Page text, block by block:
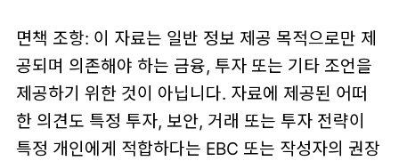
면책 조항: 이 자료는 일반 정보 제공 목적으로만 제
공되며 의존해야 하는 금융, 투자 또는 기타 조언을
제공하기 위한 것이 아닙니다. 자료에 제공된 어떠
한 의견도 특정 투자, 보안, 거래 또는 투자 전략이
특정 개인에게 적합하다는 EBC 또는 작성자의 권장